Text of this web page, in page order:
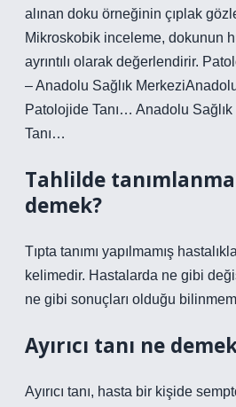
alınan doku örneğinin çıplak
Mikroskobik inceleme, dokunun
ayrıntılı olarak değerlendirir.
– Anadolu Sağlık
Patolojide Tanı… Anadolu
Tanı…
Tahlilde
demek?
Tıpta tanımı yapılmamış
kelimedir. Hastalarda ne gibi
ne gibi sonuçları olduğu
Ayırıcı tanı ne
Ayırıcı tanı, hasta bir kişide